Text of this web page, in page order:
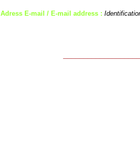
Adress E-mail / E-mail address :